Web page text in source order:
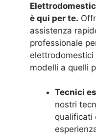
è qui per te.
assistenza
professionale
elettrodomestici
modelli a quelli
Tecnici
nostri
qualificati